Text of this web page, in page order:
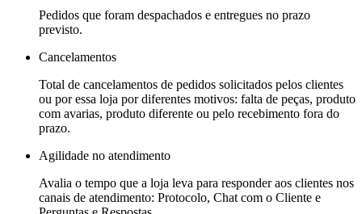
Pedidos que foram despachados e entregues no prazo
previsto.
Cancelamentos
Total de cancelamentos de pedidos solicitados pelos clientes
ou por essa loja por diferentes motivos: falta de peças, produto
com avarias, produto diferente ou pelo recebimento fora do
prazo.
Agilidade no atendimento
Avalia o tempo que a loja leva para responder aos clientes nos
canais de atendimento: Protocolo, Chat com o Cliente e